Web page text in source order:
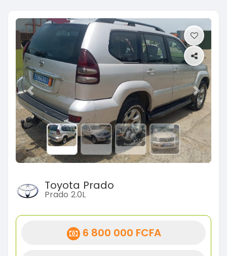
Previous Next
Toyota Prado
Prado 2.0L
6 800 000 FCFA